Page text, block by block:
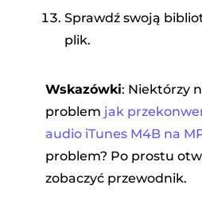
Sprawdź swoją
plik.
Wskazówki: Niektórzy
problem jak
audio iTunes M4B na
problem? Po prostu
zobaczyć przewodnik.